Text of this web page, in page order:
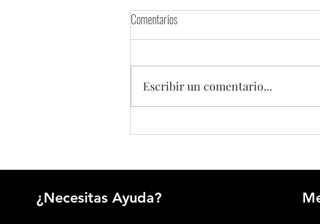
Etnia uzbeka en China: historia, cultura y
Seda
Comentarios
Escribir un comentario...
¿Necesitas Ayuda?